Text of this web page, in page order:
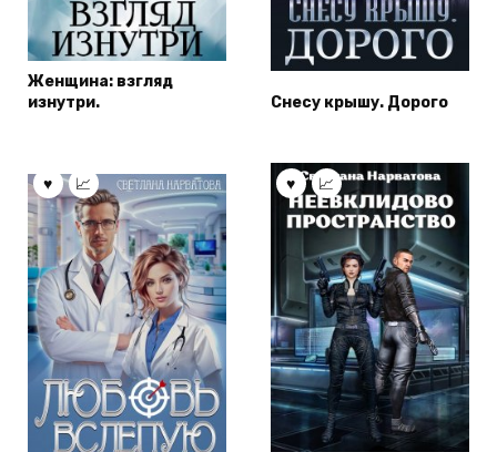
Женщина: взгляд
изнутри.
Снесу крышу. Дорого